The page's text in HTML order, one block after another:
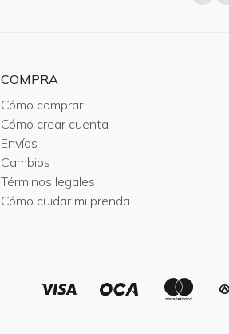
COMPRA
Cómo comprar
Cómo crear cuenta
Envíos
Cambios
Términos legales
Cómo cuidar mi prenda